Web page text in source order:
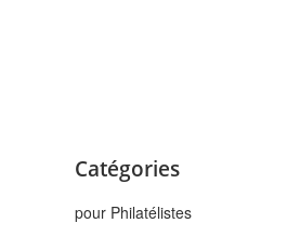
Catégories
pour Philatélistes